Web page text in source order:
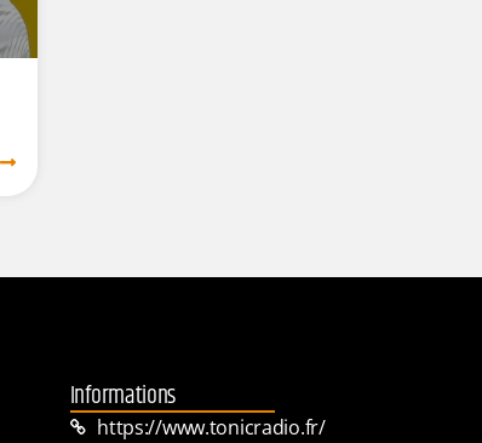
Informations
https://www.tonicradio.fr/